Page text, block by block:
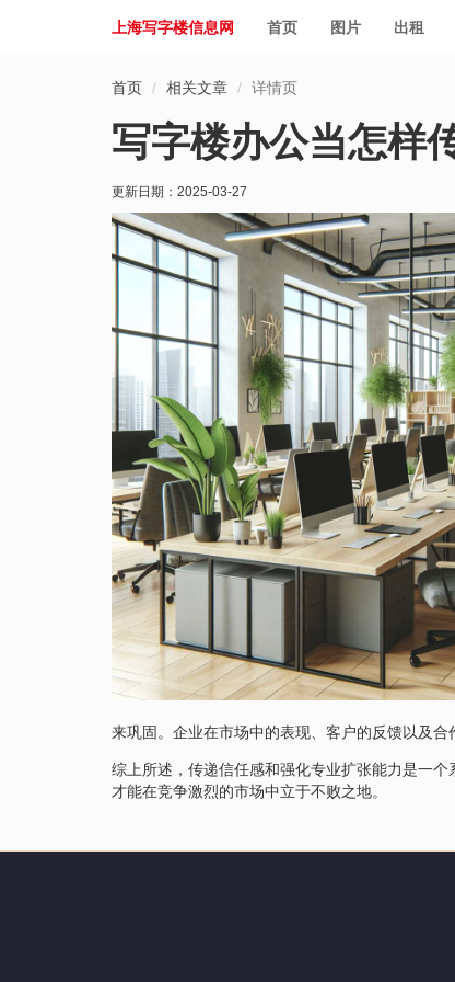
上海写字楼信息网 首页 图片 出租
首页 相关文章 详情页
写字楼办公当怎样
更新日期： 2025-03-27
来巩固。企业在市场中的表现、客户的反馈以及
综上所述，传递信任感和强化专业扩张能力是一
才能在竞争激烈的市场中立于不败之地。